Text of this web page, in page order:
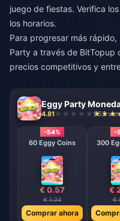
juego de fiestas. Verifica
los horarios.
Para progresar más rápido,
Party a través de BitTopup
precios competitivos y
Eggy Party
4.81 953
-54%
60 Eggy Coins
€ 0.57
€ 1.24
Comprar ahora
-
€
€